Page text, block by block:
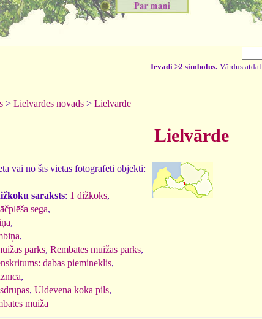
Ievadi >2 simbolus. Vārdus
> Lielvārdes novads > Lielvārde
Lielvārde
vai no šīs vietas fotografēti objekti:
saraksts: 1 dižkoks,
sega,
,
,
parks, Rembates muižas parks,
dabas piemineklis,
,
, Uldevena koka pils,
muiža